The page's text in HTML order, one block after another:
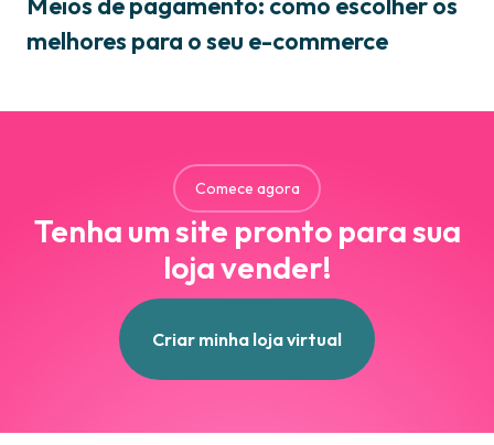
melhores para o seu e-commerce
Comece agora
Tenha um site pronto para sua
loja vender!
Criar minha loja virtual